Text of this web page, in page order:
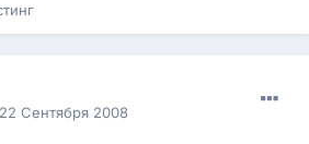
22 Сентября 2008